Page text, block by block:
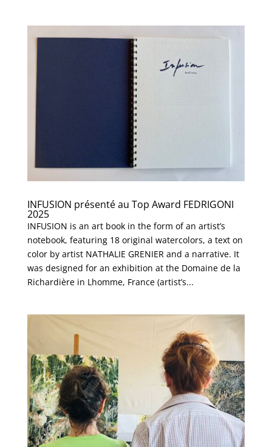
INFUSION présenté au Top Award FEDRIGONI
2025
INFUSION is an art book in the form of an artist’s
notebook, featuring 18 original watercolors, a text on
color by artist NATHALIE GRENIER and a narrative. It
was designed for an exhibition at the Domaine de la
Richardière in Lhomme, France (artist’s...